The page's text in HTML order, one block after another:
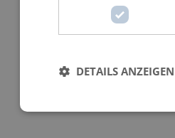
DETAILS ANZEIGEN